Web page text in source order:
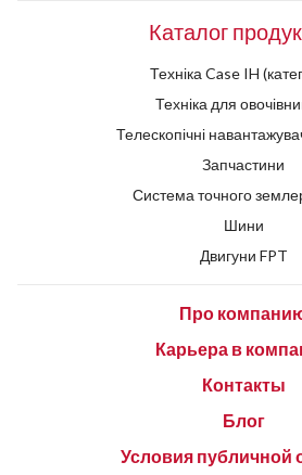
Каталог
Техніка Case IH
Техніка для
Телескопічні
Запчастини
Система точного
Шини
Двигуни FPT
Про
Карьера в
Контакты
Блог
Условия публичной